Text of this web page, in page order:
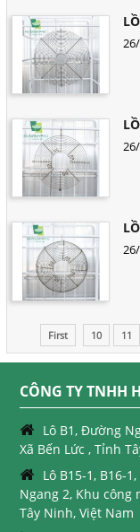
First 10 11
CÔNG TY TNHH
Lô B1, Đường
Xã Bến Lức , Tỉnh
Lô B15-1, B16-
Ngang 2, Khu công
Tây Ninh, Việt Nam